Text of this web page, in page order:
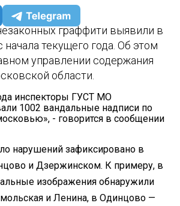
граффити выявили в
текущего года. Об этом
управлении содержания
области.
инспекторы ГУСТ МО
1002 вандальные надписи по
- говорится в сообщении
нарушений зафиксировано в
и Дзержинском. К примеру, в
изображения обнаружили
и Ленина, в Одинцово —